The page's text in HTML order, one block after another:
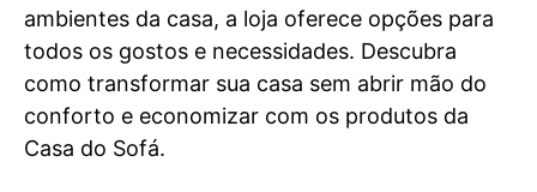
ambientes da casa, a loja oferece opções para
todos os gostos e necessidades. Descubra
como transformar sua casa sem abrir mão do
conforto e economizar com os produtos da
Casa do Sofá.